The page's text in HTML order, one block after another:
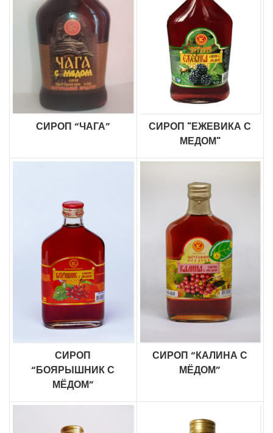
СИРОП “ЧАГА”
СИРОП "ЕЖЕВИКА С
МЕДОМ"
СИРОП
“БОЯРЫШНИК С
МЁДОМ”
СИРОП “КАЛИНА С
МЁДОМ”